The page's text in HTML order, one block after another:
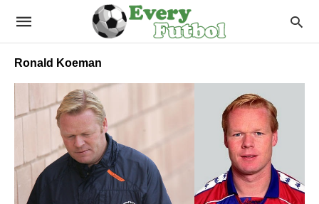
Ronald Koeman